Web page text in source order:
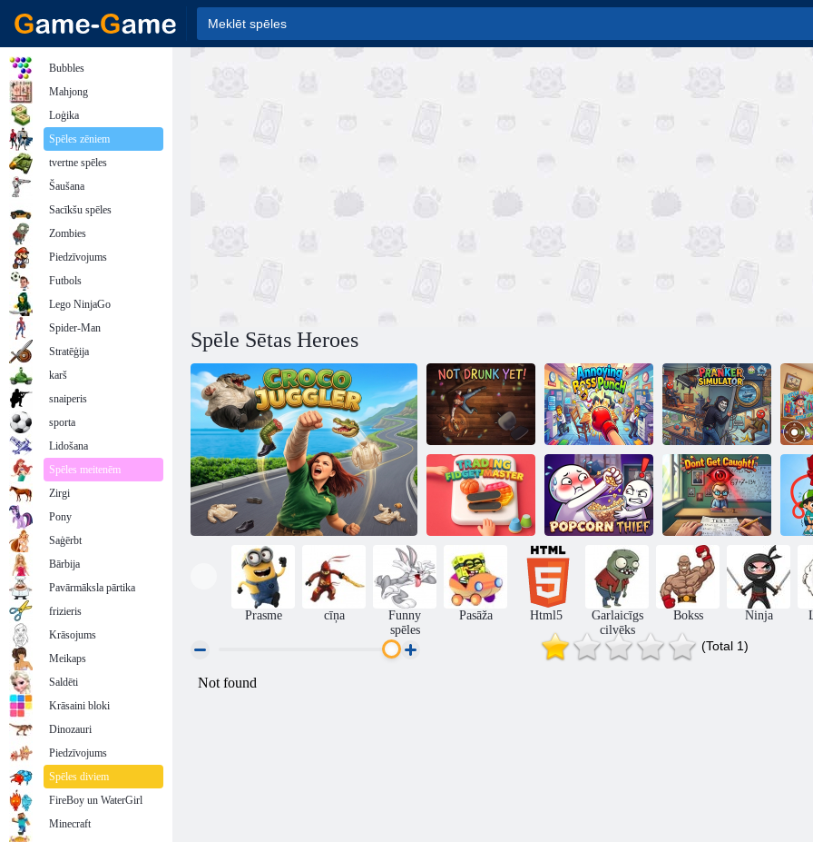
Spēle Sētas Heroes
Vēl nav
piedzēries!
Kaitinošas Boss
Punch
Pranker
simulators
Tirdzniecības
Fidget meistars
Popkorna zaglis Nepieķer!
Prasme cīņa
Funny
spēles
Pasāža Html5
Garlaicīgs
cilvēks
Bokss Ninja
(Total 1)
Bubbles
Mahjong
Loģika
Spēles zēniem
tvertne spēles
Šaušana
Sacīkšu spēles
Zombies
Piedzīvojums
Futbols
Lego NinjaGo
Spider-Man
Stratēģija
karš
snaiperis
sporta
Lidošana
Spēles meitenēm
Zirgi
Pony
Saģērbt
Bārbija
Pavārmāksla pārtika
frizieris
Krāsojums
Meikaps
Saldēti
Krāsaini bloki
Dinozauri
Piedzīvojums
Spēles diviem
FireBoy un WaterGirl
Minecraft